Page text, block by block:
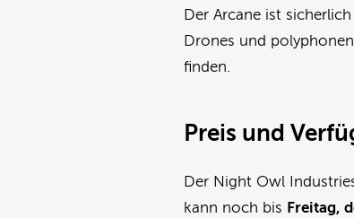
Der Arcane ist
Drones und
finden.
Preis und
Der Night Owl
kann noch bis Freitag,